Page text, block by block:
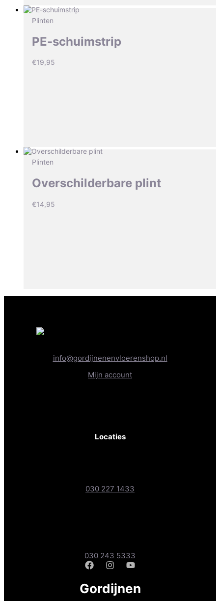
Plinten
PE-schuimstrip
€19,95
Plinten
Overschilderbare plint
€14,95
info@gordijnenenvloerenshop.nl
Mijn account
Locaties
030 227 1433
030 243 5333
Gordijnen